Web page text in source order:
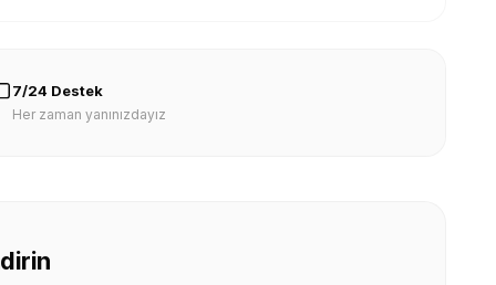
7/24 Destek
Her zaman yanınızdayız